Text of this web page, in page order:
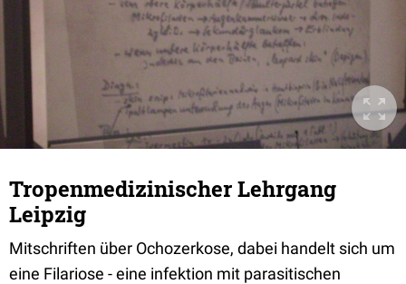
Tropenmedizinischer Lehrgang
Leipzig
Mitschriften über Ochozerkose, dabei handelt sich um
eine Filariose - eine infektion mit parasitischen